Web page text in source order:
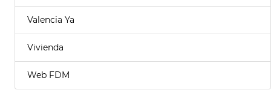
Valencia Ya
Vivienda
Web FDM